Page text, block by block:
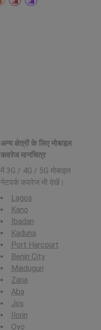
अन्य क्षेत्रों के लिए मोबाइल
कवरेज मानचित्र
में 3G / 4G / 5G मोबाइल
नेटवर्क कवरेज भी देखें। :
Lagos
Kano
Ibadan
Kaduna
Port Harcourt
Benin City
Maiduguri
Zaria
Aba
Jos
Ilorin
Oyo